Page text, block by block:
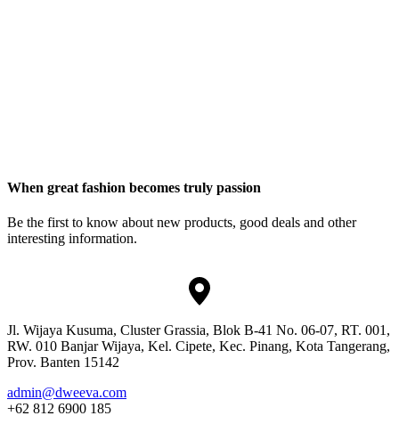
When great fashion becomes truly passion
Be the first to know about new products, good deals and other
interesting information.
Jl. Wijaya Kusuma, Cluster Grassia, Blok B-41 No. 06-07, RT. 001,
RW. 010 Banjar Wijaya, Kel. Cipete, Kec. Pinang, Kota Tangerang,
Prov. Banten 15142
admin@dweeva.com
+62 812 6900 185